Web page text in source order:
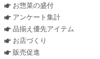
お惣菜の盛付
アンケート集計
品揃え優先アイテム
お店づくり
販売促進